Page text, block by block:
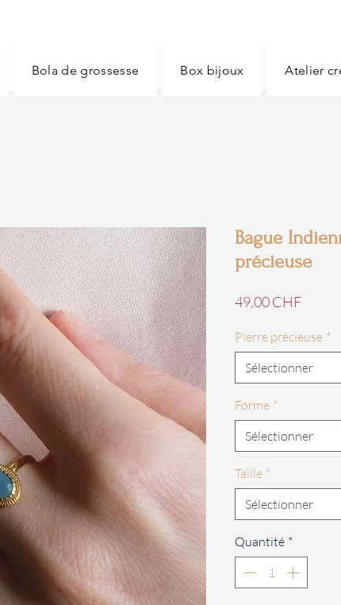
Bola de grossesse Box bijoux Atelier
Bague
précieuse
49,00 CHFPrix
Pierre précieuse *
Sélectionner
Forme *
Sélectionner
Taille *
Sélectionner
Quantité *